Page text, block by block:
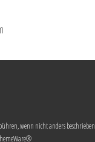
wenn nicht anders beschrieben